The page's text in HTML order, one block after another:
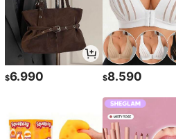
$6.990 $8.590